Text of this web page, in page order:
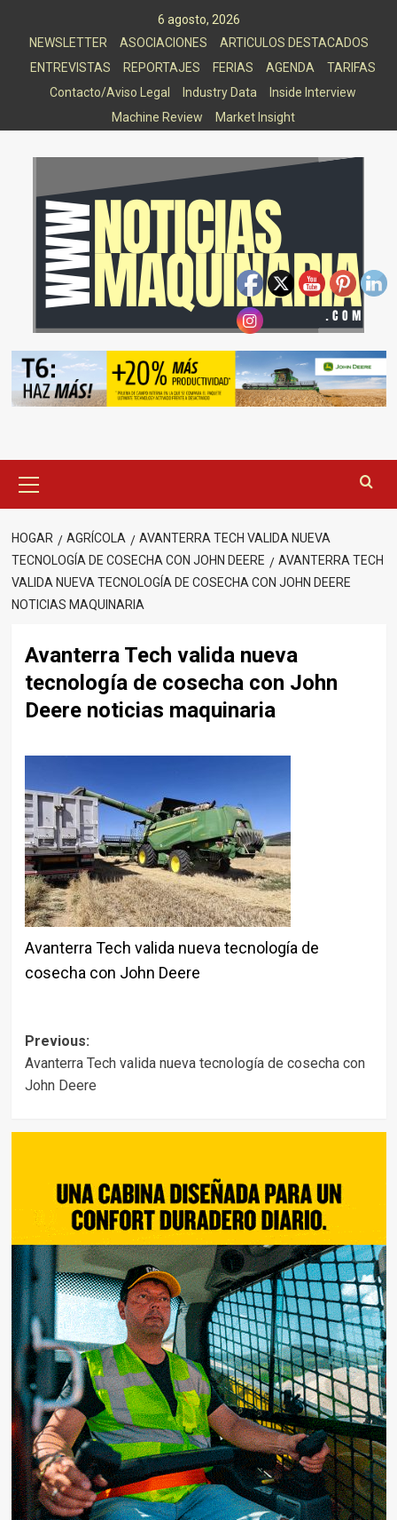
6 agosto, 2026
NEWSLETTER
ASOCIACIONES
ARTICULOS DESTACADOS
ENTREVISTAS
REPORTAJES FERIAS AGENDA
TARIFAS
Contacto/Aviso Legal
Industry Data
Inside Interview
Machine Review
Market Insight
principal
HOGAR AGRÍCOLA
AVANTERRA TECH VALIDA NUEVA
TECNOLOGÍA DE COSECHA CON JOHN DEERE
AVANTERRA TECH
VALIDA NUEVA TECNOLOGÍA DE COSECHA CON JOHN DEERE
NOTICIAS MAQUINARIA
Avanterra Tech valida nueva
tecnología de cosecha con John
Deere noticias maquinaria
Avanterra Tech valida nueva tecnología de
cosecha con John Deere
Post
navigation
Previous:
Avanterra Tech valida nueva tecnología de cosecha con
John Deere